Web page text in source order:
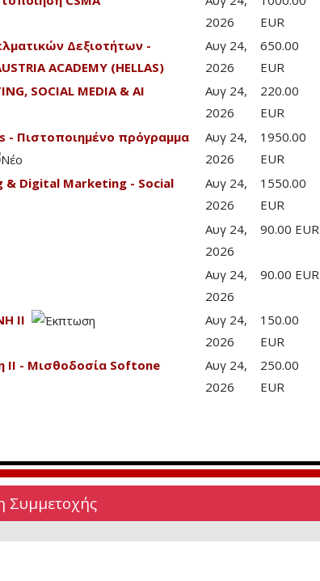
2026
EUR
Δεξιοτήτων -
ACADEMY (HELLAS)
Αυγ 24,
2026
650.00
EUR
SOCIAL MEDIA & AI
Αυγ 24,
2026
220.00
EUR
- Πιστοποιημένο πρόγραμμα
Αυγ 24,
2026
1950.00
EUR
& Digital Marketing - Social
Αυγ 24,
2026
1550.00
EUR
Αυγ 24,
2026
90.00 EUR
Αυγ 24,
2026
90.00 EUR
ΙΙ
Αυγ 24,
2026
150.00
EUR
ΙΙ - Μισθοδοσία Softone
Αυγ 24,
2026
250.00
EUR
Συμμετοχής